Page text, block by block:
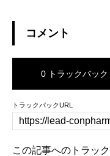
コメント
0 トラックバック
トラックバックURL
この記事へのトラッ